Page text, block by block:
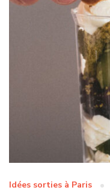
Idées sorties à Paris